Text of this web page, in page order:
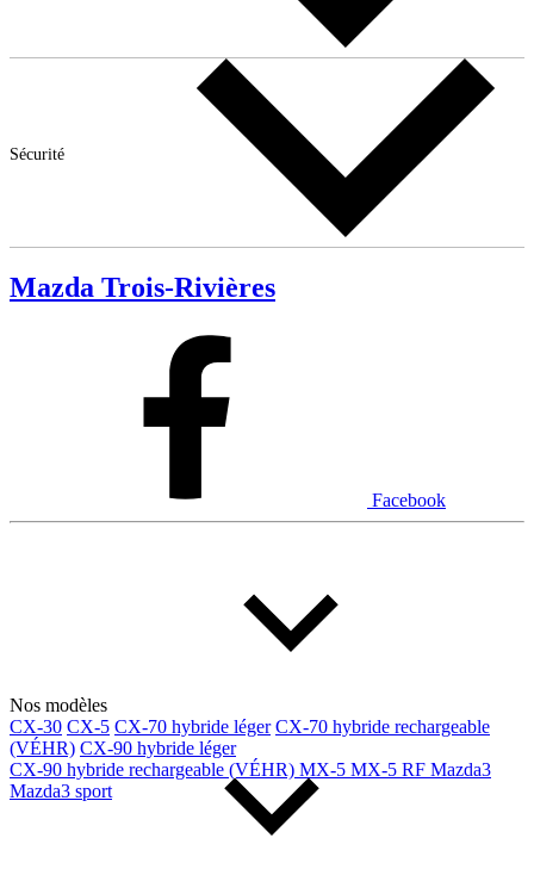
Sécurité
Mazda Trois-Rivières
Facebook
Nos modèles
CX-30 CX-5 CX-70 hybride léger CX-70 hybride rechargeable
(VÉHR) CX-90 hybride léger
CX-90 hybride rechargeable (VÉHR) MX-5 MX-5 RF Mazda3
Mazda3 sport